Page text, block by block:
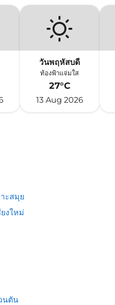
วันพฤหัสบดี
ท้องฟ้าแจ่มใส
27°C
13 Aug 2026
าะสมุย
ยงใหม่
นตัน